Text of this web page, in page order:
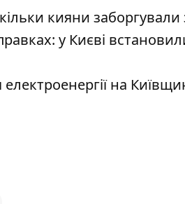
кияни
у Києві
на